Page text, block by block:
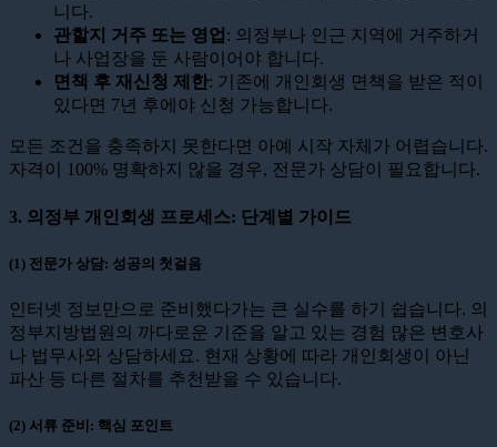
니다.
관할지 거주 또는 영업 : 의정부나 인근 지역에 거주하거
나 사업장을 둔 사람이어야 합니다.
면책 후 재신청 제한: 기존에 개인회생 면책을 받은 적이
있다면 7년 후에야 신청 가능합니다.
모든 조건을 충족하지 못한다면 아예 시작 자체가 어렵습니다.
자격이 100% 명확하지 않을 경우, 전문가 상담이 필요합니다.
3. 의정부 개인회생 프로세스: 단계별 가이드
(1) 전문가 상담: 성공의 첫걸음
인터넷 정보만으로 준비했다가는 큰 실수를 하기 쉽습니다. 의
정부지방법원의 까다로운 기준을 알고 있는 경험 많은 변호사
나 법무사와 상담하세요. 현재 상황에 따라 개인회생이 아닌
파산 등 다른 절차를 추천받을 수 있습니다.
(2) 서류 준비: 핵심 포인트